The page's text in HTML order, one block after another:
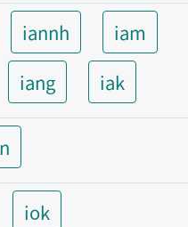
iannh
iam
iang iak
iok